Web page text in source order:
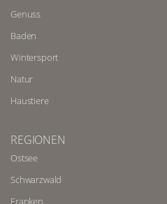
Genuss
Baden
Wintersport
Natur
Haustiere
REGIONEN
Ostsee
Schwarzwald
Franken